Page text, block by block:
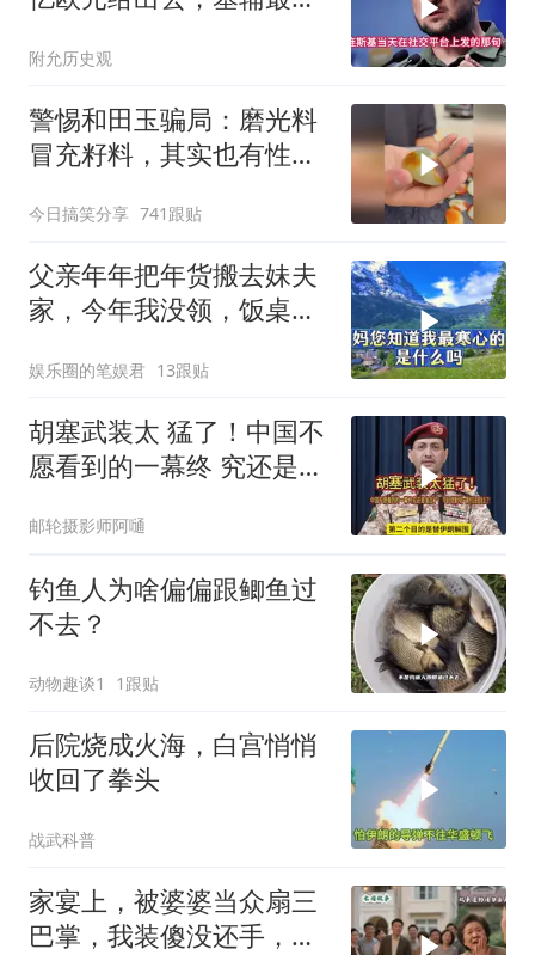
附允历史观
警惕和田玉骗局：磨光料
冒充籽料，其实也有性价
今日搞笑分享 741跟贴
父亲年年把年货搬去妹夫
家，今年我没领，饭桌上
娱乐圈的笔娱君 13跟贴
胡塞武装太 猛了！中国不
愿看到的一幕终 究还是发
邮轮摄影师阿嗵
钓鱼人为啥偏偏跟鲫鱼过
不去？
动物趣谈1 1跟贴
后院烧成火海，白宫悄悄
收回了拳头
战武科普
家宴上，被婆婆当众扇三
巴掌，我装傻没还手，悄